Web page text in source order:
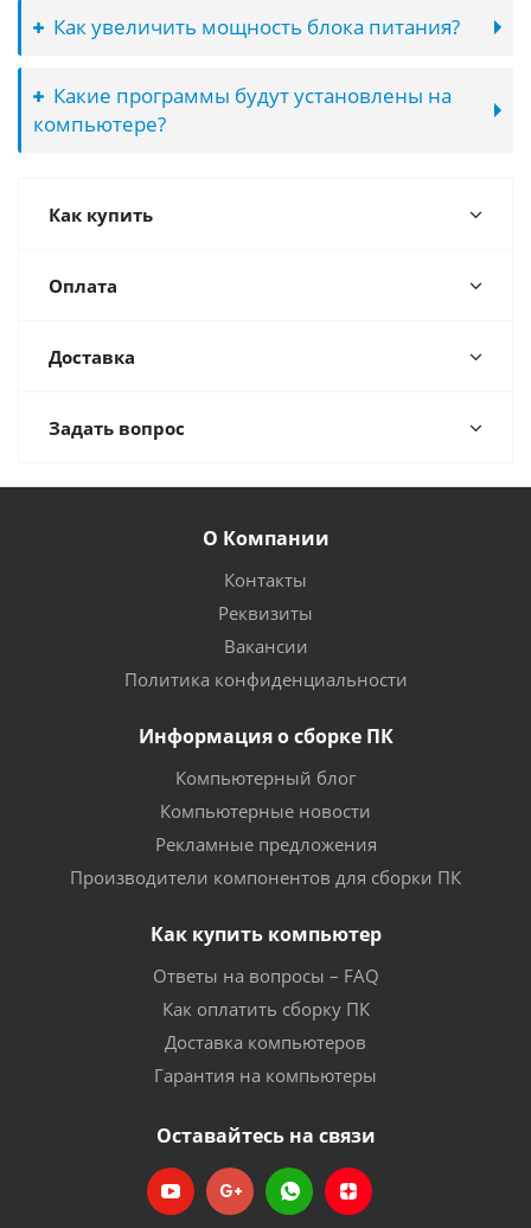
Как увеличить мощность блока питания?
Какие программы будут установлены на
компьютере?
Как купить
Оплата
Доставка
Задать вопрос
О Компании
Контакты
Реквизиты
Вакансии
Политика конфиденциальности
Информация о сборке ПК
Компьютерный блог
Компьютерные новости
Рекламные предложения
Производители компонентов для сборки ПК
Как купить компьютер
Ответы на вопросы – FAQ
Как оплатить сборку ПК
Доставка компьютеров
Гарантия на компьютеры
Оставайтесь на связи